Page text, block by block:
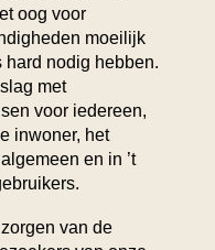
oog voor
moeilijk
hard nodig hebben.
met
voor iedereen,
inwoner, het
en in ’t
van de